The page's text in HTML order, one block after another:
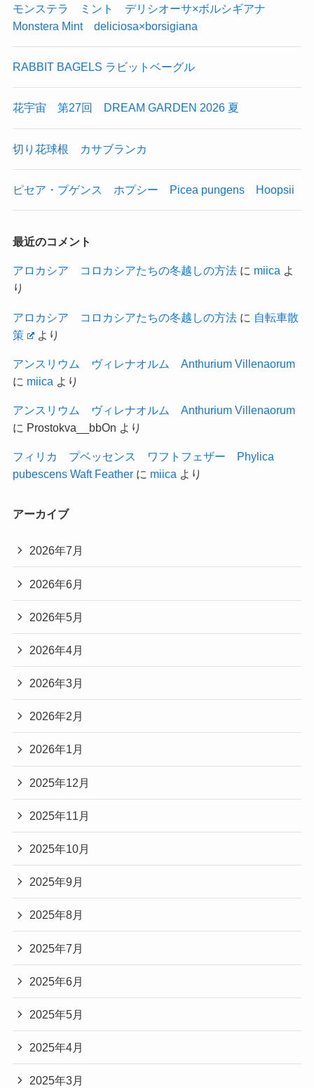
モンステラ ミント デリシオーサ×ボルシギアナ
Monstera Mint deliciosa×borsigiana
RABBIT BAGELS ラビットベーグル
花宇宙 第27回 DREAM GARDEN 2026 夏
切り花球根 カサブランカ
ピセア・プゲンス ホプシー Picea pungens Hoopsii
最近のコメント
アロカシア コロカシアたちの冬越しの方法に miica よ
り
アロカシア コロカシアたちの冬越しの方法に 自転車散
策
より
アンスリウム ヴィレナオルム Anthurium Villenaorum
に miica より
アンスリウム ヴィレナオルム Anthurium Villenaorum
に Prostokva__bbOn より
フィリカ プベッセンス ワフトフェザー Phylica
pubescens Waft Featherに miica より
アーカイブ
2026年7月
2026年6月
2026年5月
2026年4月
2026年3月
2026年2月
2026年1月
2025年12月
2025年11月
2025年10月
2025年9月
2025年8月
2025年7月
2025年6月
2025年5月
2025年4月
2025年3月